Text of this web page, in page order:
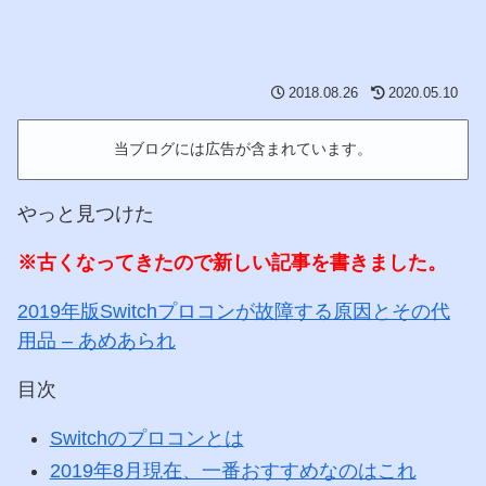
2018.08.26 2020.05.10
当ブログには広告が含まれています。
やっと見つけた
※古くなってきたので新しい記事を書きました。
2019年版Switchプロコンが故障する原因とその代
用品 – あめあられ
目次
Switchのプロコンとは
2019年8月現在、一番おすすめなのはこれ